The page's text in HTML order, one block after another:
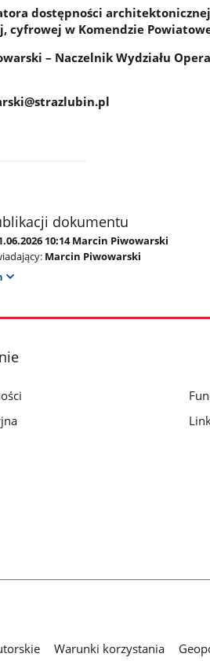
dostępności
cyfrowej w Komendzie
– Naczelnik Wydziału
dokumentu
10:14 Marcin Piwowarski
Marcin Piwowarski
Warunki korzystania